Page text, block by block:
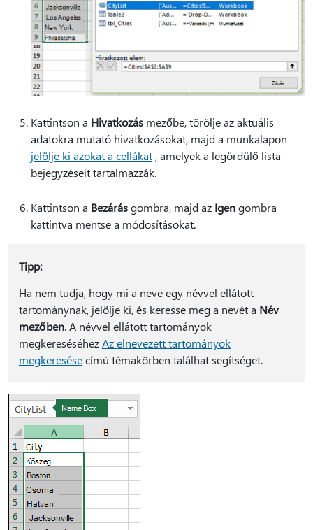
Kattintson a Hivatkozás mezőbe, törölje az aktuális
adatokra mutató hivatkozásokat, majd a munkalapon
jelölje ki azokat a cellákat , amelyek a legördülő lista
bejegyzéseit tartalmazzák.
Kattintson a Bezárásgombra, majd az Igengombra
kattintva mentse a módosításokat.
Tipp:
Ha nem tudja, hogy mi a neve egy névvel ellátott
tartománynak, jelölje ki, és keresse meg a nevét a Név
mezőben. A névvel ellátott tartományok
megkereséséhezAz elnevezett tartományok
megkeresésecímű témakörben találhat segítséget.